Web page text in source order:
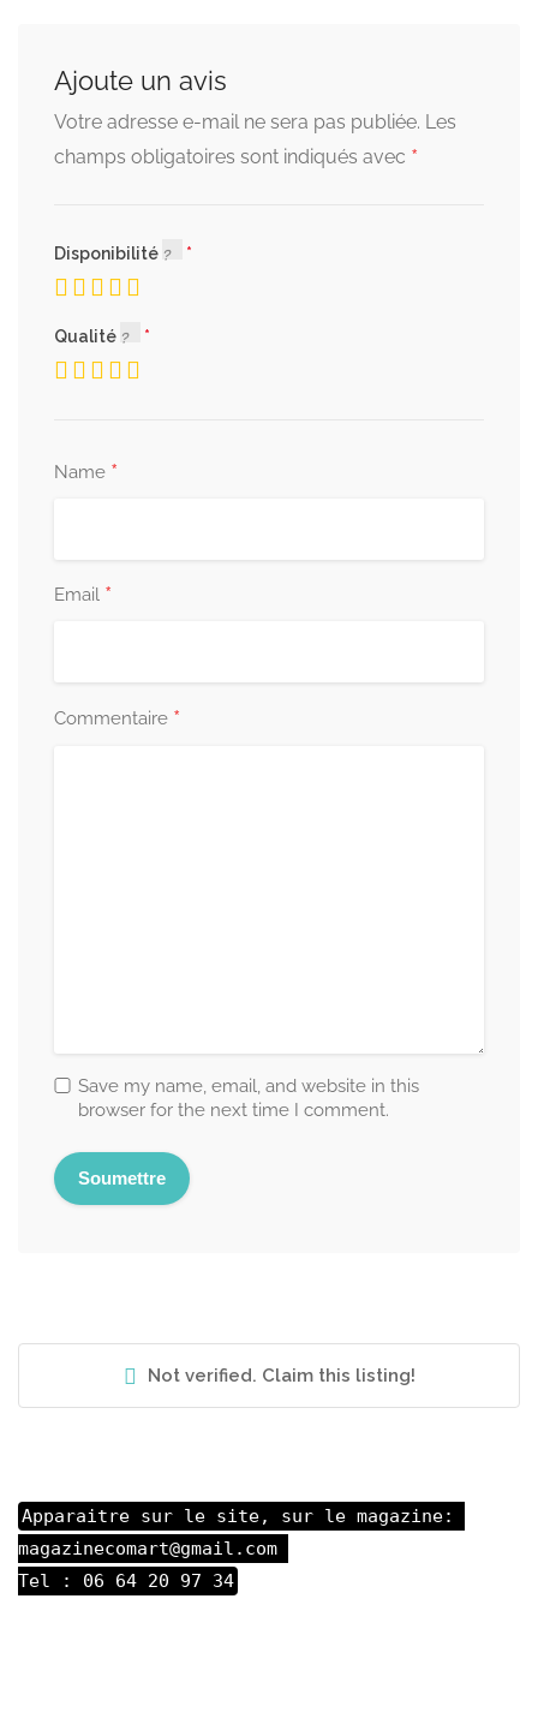
Ajoute un avis
Votre adresse e-mail ne sera pas publiée. Les
champs obligatoires sont indiqués avec *
Disponibilité
Qualité
Name *
Email *
Commentaire *
Save my name, email, and website in this
browser for the next time I comment.
Not verified. Claim this listing!
Apparaitre sur le site, sur le magazine:
magazinecomart@gmail.com
Tel : 06 64 20 97 34